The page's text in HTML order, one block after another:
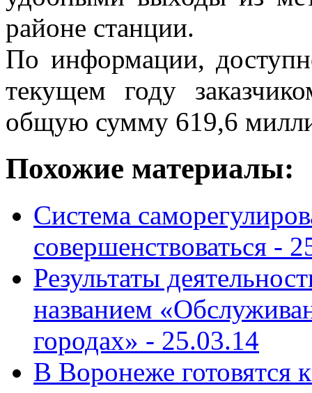
районе станции.
По информации,
текущем году
общую сумму 619,6
Похожие материалы:
Система
совершенствоваться -
Результаты
названием
городах» - 25.03.14
В Воронеже готовятся